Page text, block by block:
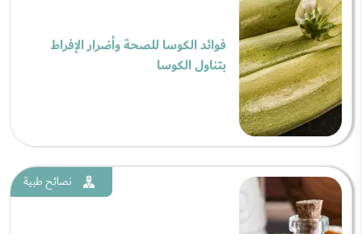
فوائد الكوسا للصحة وأضرار الإفراط
بتناول الكوسا
نصائح طبية